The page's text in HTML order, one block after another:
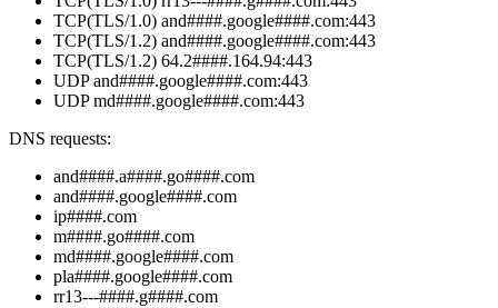
TCP(TLS/1.0) and####.google####.com:443
TCP(TLS/1.2) and####.google####.com:443
TCP(TLS/1.2) 64.2####.164.94:443
UDP and####.google####.com:443
UDP md####.google####.com:443
DNS requests:
and####.a####.go####.com
and####.google####.com
ip####.com
m####.go####.com
md####.google####.com
pla####.google####.com
rr13---####.g####.com